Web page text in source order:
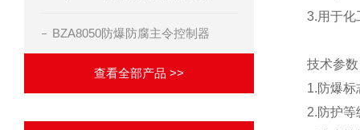
BZA8050防爆防腐主令控制器
查看全部产品 >>
3.用于化
技术参
1.防爆
2.防护